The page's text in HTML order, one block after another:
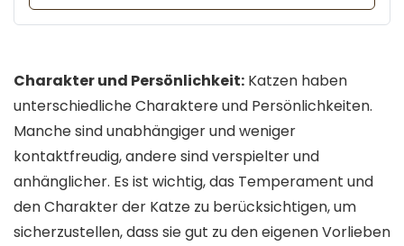
Charakter und Persönlichkeit: Katzen haben
unterschiedliche Charaktere und Persönlichkeiten.
Manche sind unabhängiger und weniger
kontaktfreudig, andere sind verspielter und
anhänglicher. Es ist wichtig, das Temperament und
den Charakter der Katze zu berücksichtigen, um
sicherzustellen, dass sie gut zu den eigenen Vorlieben